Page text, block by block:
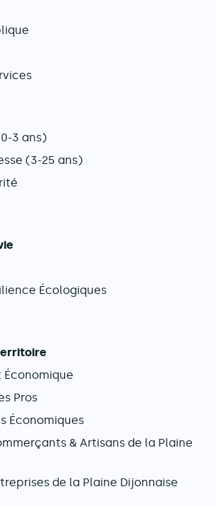
3 ans)
(3-25 ans)
Écologiques
Pros
Économiques
& Artisans de la Plaine
de la Plaine Dijonnaise